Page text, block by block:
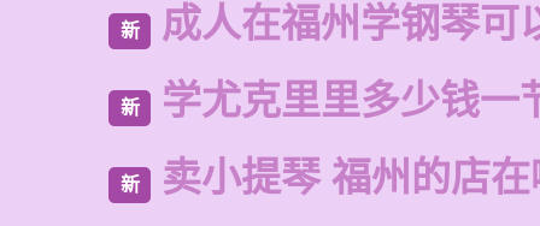
新 成人在福州学钢琴可
新 学尤克里里多少钱一
新 卖小提琴 福州的店